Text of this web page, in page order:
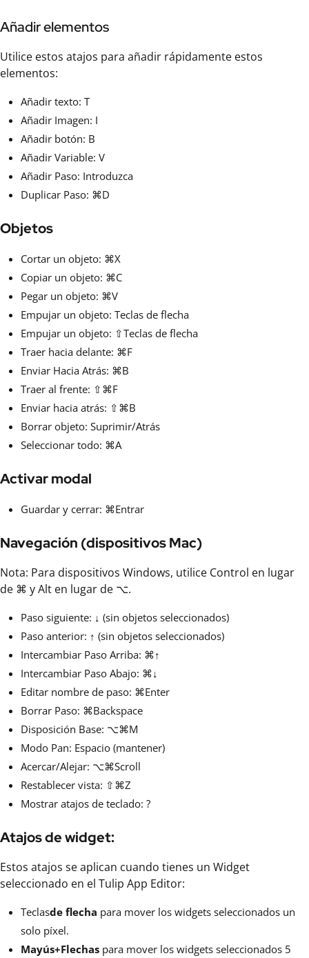
Añadir elementos
Utilice estos atajos para añadir rápidamente estos
elementos:
Añadir texto: T
Añadir Imagen: I
Añadir botón: B
Añadir Variable: V
Añadir Paso: Introduzca
Duplicar Paso: ⌘D
Objetos
Cortar un objeto: ⌘X
Copiar un objeto: ⌘C
Pegar un objeto: ⌘V
Empujar un objeto: Teclas de flecha
Empujar un objeto: ⇧Teclas de flecha
Traer hacia delante: ⌘F
Enviar Hacia Atrás: ⌘B
Traer al frente: ⇧⌘F
Enviar hacia atrás: ⇧⌘B
Borrar objeto: Suprimir/Atrás
Seleccionar todo: ⌘A
Activar modal
Guardar y cerrar: ⌘Entrar
Navegación (dispositivos Mac)
Nota: Para dispositivos Windows, utilice Control en lugar
de ⌘ y Alt en lugar de ⌥.
Paso siguiente: ↓ (sin objetos seleccionados)
Paso anterior: ↑ (sin objetos seleccionados)
Intercambiar Paso Arriba: ⌘↑
Intercambiar Paso Abajo: ⌘↓
Editar nombre de paso: ⌘Enter
Borrar Paso: ⌘Backspace
Disposición Base: ⌥⌘M
Modo Pan: Espacio (mantener)
Acercar/Alejar: ⌥⌘Scroll
Restablecer vista: ⇧⌘Z
Mostrar atajos de teclado: ?
Atajos de widget:
Estos atajos se aplican cuando tienes un Widget
seleccionado en el Tulip App Editor:
Teclasde flecha para mover los widgets seleccionados un
solo píxel.
Mayús+Flechas para mover los widgets seleccionados 5